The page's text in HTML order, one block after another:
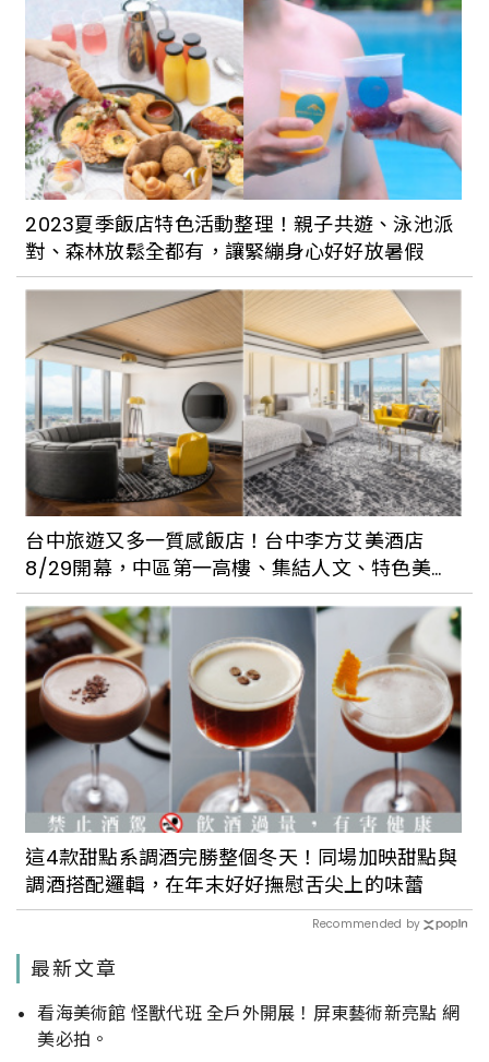
2023夏季飯店特色活動整理！親子共遊、泳池派
對、森林放鬆全都有，讓緊繃身心好好放暑假
台中旅遊又多一質感飯店！台中李方艾美酒店
8/29開幕，中區第一高樓、集結人文、特色美
食，風格旅人必住
這4款甜點系調酒完勝整個冬天！同場加映甜點與
調酒搭配邏輯，在年末好好撫慰舌尖上的味蕾
Recommended by
最新文章
看海美術館 怪獸代班 全戶外開展！屏東藝術新亮點 網
美必拍。